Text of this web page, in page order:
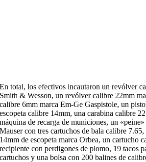
En total, los efectivos incautaron un revólver
Smith & Wesson, un revólver calibre 22mm
calibre 6mm marca Em-Ge Gaspistole, un
escopeta calibre 14mm, una carabina calibre
máquina de recarga de municiones, un
Mauser con tres cartuchos de bala calibre
14mm de escopeta marca Orbea, un cartucho
recipiente con perdigones de plomo, 19 tacos
cartuchos y una bolsa con 200 balines de